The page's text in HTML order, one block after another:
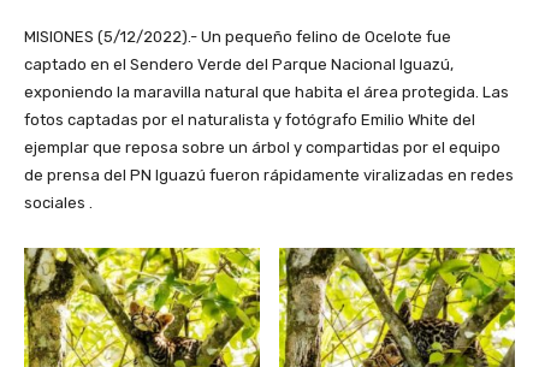
MISIONES (5/12/2022).- Un pequeño felino de Ocelote fue
captado en el Sendero Verde del Parque Nacional Iguazú,
exponiendo la maravilla natural que habita el área protegida. Las
fotos captadas por el naturalista y fotógrafo Emilio White del
ejemplar que reposa sobre un árbol y compartidas por el equipo
de prensa del PN Iguazú fueron rápidamente viralizadas en redes
sociales .